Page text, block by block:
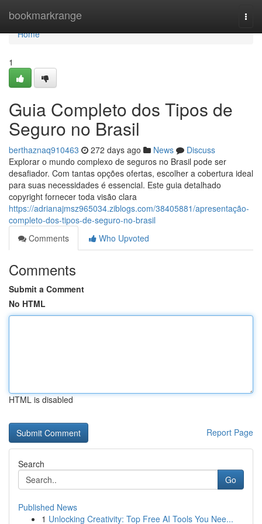
bookmarkrange
Home
Home
1
Guia Completo dos Tipos de
Seguro no Brasil
berthaznaq910463 272 days ago News
Discuss
Explorar o mundo complexo de seguros no Brasil pode ser
desafiador. Com tantas opções ofertas, escolher a cobertura ideal
para suas necessidades é essencial. Este guia detalhado
copyright fornecer toda visão clara
https://adrianajmsz965034.ziblogs.com/38405881/apresentação-
completo-dos-tipos-de-seguro-no-brasil
Comments
Who Upvoted
Comments
Submit a Comment
No HTML
HTML is disabled
Report Page
Search
Go
Published News
1 Unlocking Creativity: Top Free AI Tools You Nee...